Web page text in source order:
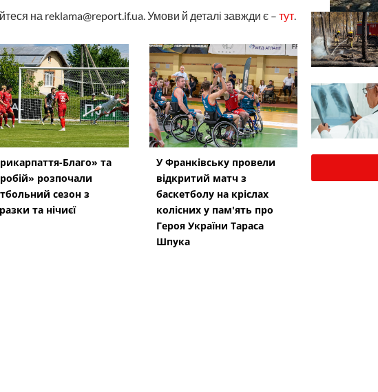
на reklama@report.if.ua. Умови й деталі завжди є – тут
Благо» та
розпочали
сезон з
та нічиєї
У Франківську провели
відкритий матч з
баскетболу на кріслах
колісних у пам'ять про
Героя України Тараса
Шпука